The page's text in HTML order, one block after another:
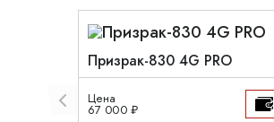
Призрак-830 4G PRO
Цена
67 000 ₽